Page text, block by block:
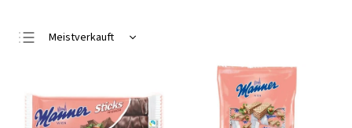
Meistverkauft
Alphabetisch